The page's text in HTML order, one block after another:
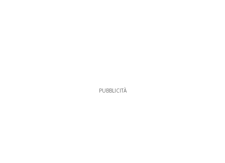
PUBBLICITÀ